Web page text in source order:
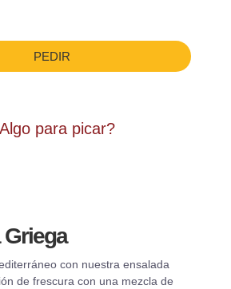
PEDIR
para picar?
con nuestra ensalada
de frescura con una mezcla de